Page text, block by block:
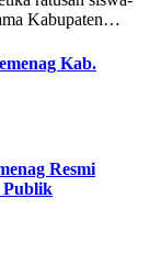
Kabupaten…
Kab.
Resmi
Publik